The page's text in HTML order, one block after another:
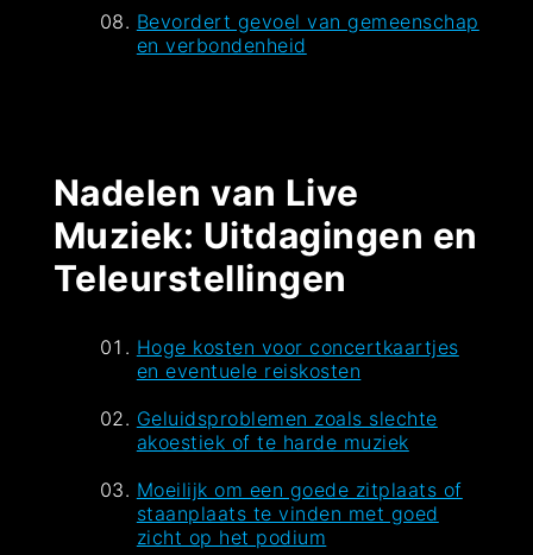
Bevordert gevoel van gemeenschap
en verbondenheid
Nadelen van Live
Muziek: Uitdagingen en
Teleurstellingen
Hoge kosten voor concertkaartjes
en eventuele reiskosten
Geluidsproblemen zoals slechte
akoestiek of te harde muziek
Moeilijk om een goede zitplaats of
staanplaats te vinden met goed
zicht op het podium